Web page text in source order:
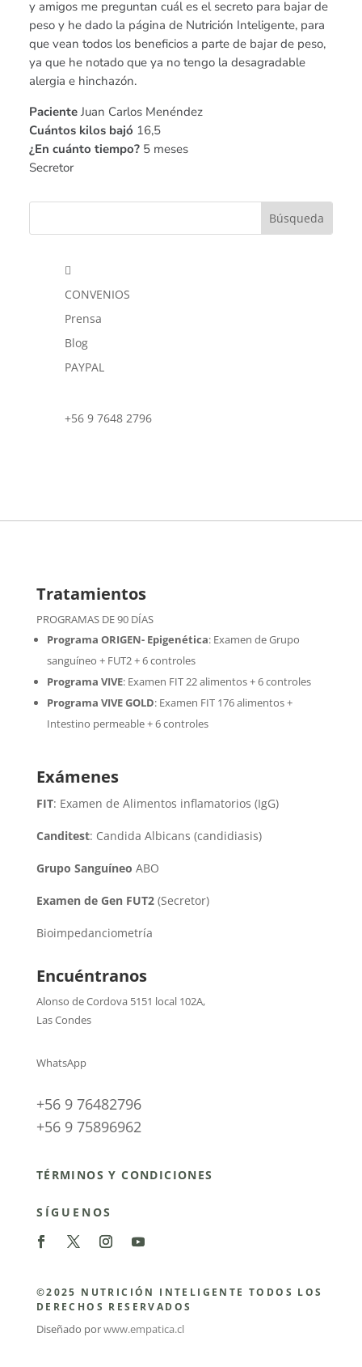
y amigos me preguntan cuál es el secreto para bajar de
peso y he dado la página de Nutrición Inteligente, para
que vean todos los beneficios a parte de bajar de peso,
ya que he notado que ya no tengo la desagradable
alergia e hinchazón.
Paciente Juan Carlos Menéndez
Cuántos kilos bajó 16,5
¿En cuánto tiempo? 5 meses
Secretor

CONVENIOS
Prensa
Blog
PAYPAL
+56 9 7648 2796
Tratamientos
PROGRAMAS DE 90 DÍAS
Programa ORIGEN- Epigenética:Examen de Grupo
sanguíneo + FUT2 + 6 controles
Programa VIVE: Examen FIT 22 alimentos + 6 controles
Programa VIVE GOLD: Examen FIT 176 alimentos +
Intestino permeable + 6 controles
Exámenes
FIT: Examen de Alimentos inflamatorios (IgG)
Canditest: Candida Albicans (candidiasis)
Grupo Sanguíneo ABO
Examen de Gen FUT2(Secretor)
Bioimpedanciometría
Encuéntranos
Alonso de Cordova 5151 local 102A,
Las Condes
WhatsApp
+56 9 76482796
+56 9 75896962
TÉRMINOS Y CONDICIONES
SÍGUENOS
©2025 NUTRICIÓN INTELIGENTE TODOS LOS
DERECHOS RESERVADOS
Diseñado porwww.empatica.cl